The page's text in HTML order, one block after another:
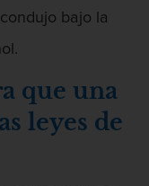
bajo la
que una
leyes de